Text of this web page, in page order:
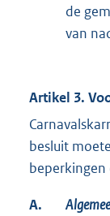
de
van
Artikel 3.
besluit
A.